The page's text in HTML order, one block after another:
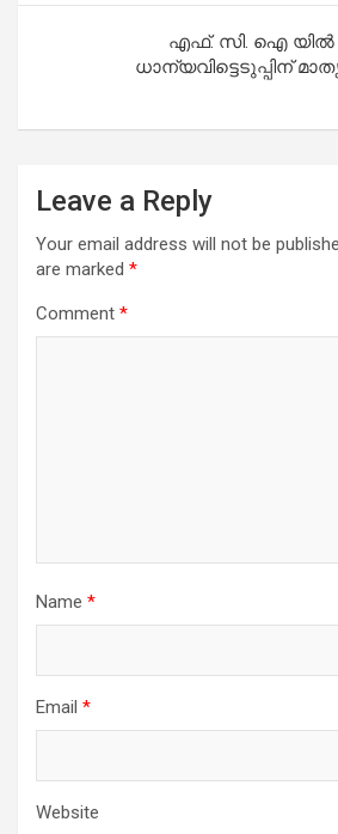
എഫ്. സി. ഐ യിൽ
ധാന്യവിട്ടെടുപ്പിന്
Leave a Reply
Your email address will not be
are marked *
Comment *
Name *
Email *
Website